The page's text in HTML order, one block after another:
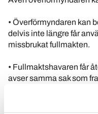
• Överförmyndaren kan
delvis inte längre får
missbrukat fullmakten.
• Fullmaktshavaren får
avser samma sak som
• En fullmaktshavare
utförs med stöd av